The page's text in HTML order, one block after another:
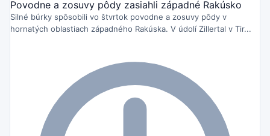
Povodne a zosuvy pôdy zasiahli západné Rakúsko
Silné búrky spôsobili vo štvrtok povodne a zosuvy pôdy v
hornatých oblastiach západného Rakúska. V údolí Zillertal v Tir...